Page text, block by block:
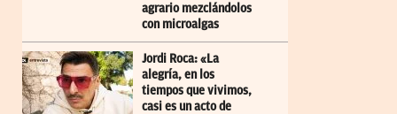
agrario mezclándolos
con microalgas
Jordi Roca: «La
alegría, en los
tiempos que vivimos,
casi es un acto de